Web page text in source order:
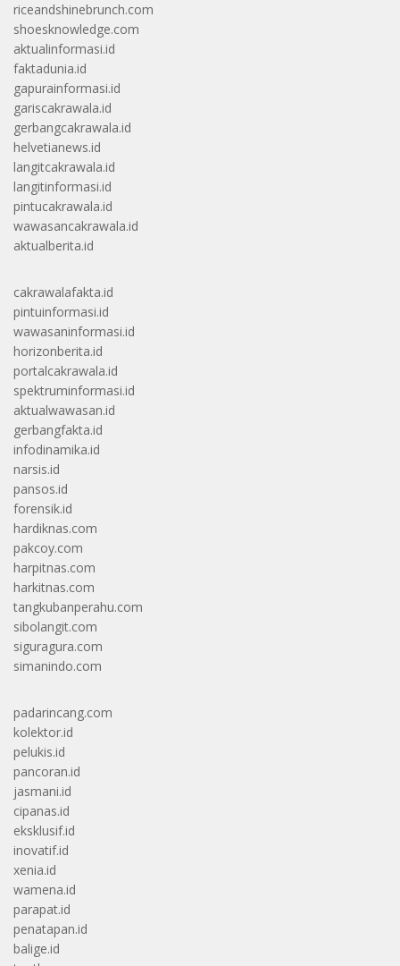
riceandshinebrunch.com
shoesknowledge.com
aktualinformasi.id
faktadunia.id
gapurainformasi.id
gariscakrawala.id
gerbangcakrawala.id
helvetianews.id
langitcakrawala.id
langitinformasi.id
pintucakrawala.id
wawasancakrawala.id
aktualberita.id
cakrawalafakta.id
pintuinformasi.id
wawasaninformasi.id
horizonberita.id
portalcakrawala.id
spektruminformasi.id
aktualwawasan.id
gerbangfakta.id
infodinamika.id
narsis.id
pansos.id
forensik.id
hardiknas.com
pakcoy.com
harpitnas.com
harkitnas.com
tangkubanperahu.com
sibolangit.com
siguragura.com
simanindo.com
padarincang.com
kolektor.id
pelukis.id
pancoran.id
jasmani.id
cipanas.id
eksklusif.id
inovatif.id
xenia.id
wamena.id
parapat.id
penatapan.id
balige.id